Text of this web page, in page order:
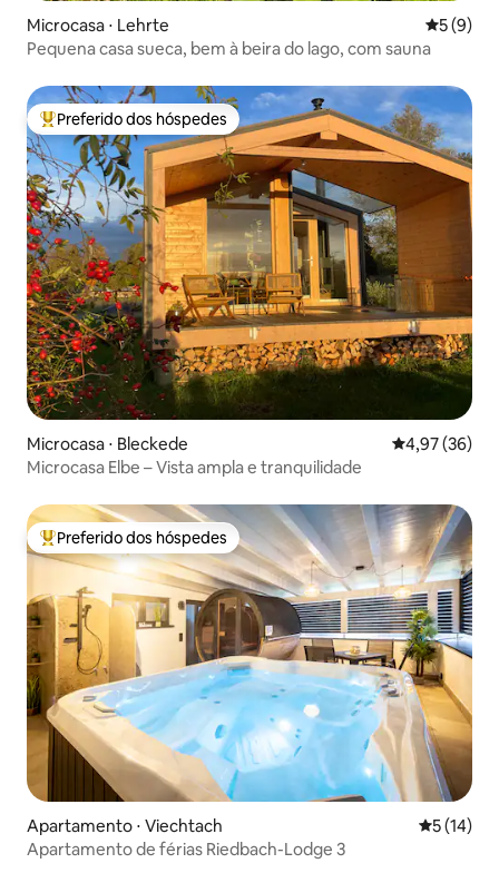
Microcasa ⋅ Lehrte 5 de
5 (9)
Pequena casa sueca, bem à beira do lago, com sauna
Entre os melhores preferidos dos hóspedes
Preferido dos hóspedes
Microcasa ⋅ Bleckede 4,97 de uma
4,97 (36)
Microcasa Elbe – Vista ampla e tranquilidade
Entre os melhores preferidos dos hóspedes
Preferido dos hóspedes
Apartamento ⋅ Viechtach 5 de uma
5 (14)
Apartamento de férias Riedbach-Lodge 3